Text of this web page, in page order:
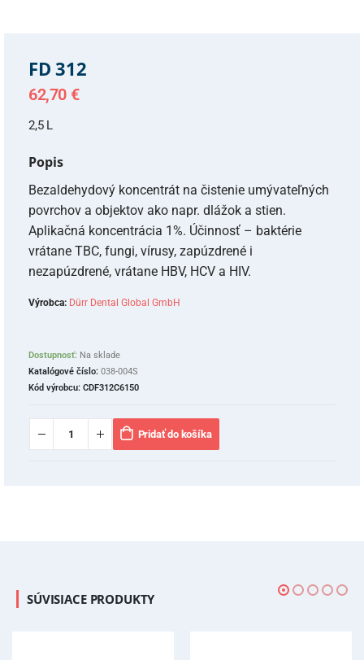
FD 312
62,70 €
2,5 L
Popis
Bezaldehydový koncentrát na čistenie umývateľných
povrchov a objektov ako napr. dlážok a stien.
Aplikačná koncentrácia 1%. Účinnosť – baktérie
vrátane TBC, fungi, vírusy, zapúzdrené i
nezapúzdrené, vrátane HBV, HCV a HIV.
Výrobca: Dürr Dental Global GmbH
Dostupnosť: Na sklade
Katalógové číslo: 038-004S
Kód výrobcu: CDF312C6150
Pridať do košíka
SÚVISIACE PRODUKTY